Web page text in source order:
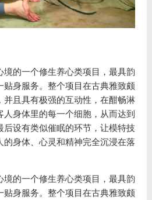
境的一个修生养心类项目，最具韵
贴身服务。整个项目在古典雅致颇
并且具有极强的互动性，在酣畅淋
身体里的每一个细胞，从而达到
后设有类似催眠的环节，让模特技
的身体、心灵和精神完全沉浸在落
境的一个修生养心类项目，最具韵
贴身服务。整个项目在古典雅致颇